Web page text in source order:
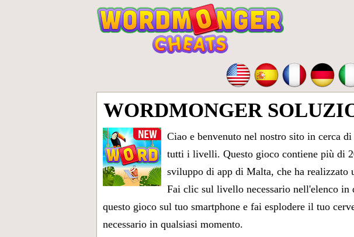
WORDMONGER
Ciao e benvenuto nel nostro sito in cerca
tutti i livelli. Questo gioco contiene più di
sviluppo di app di Malta, che ha
Fai clic sul livello necessario nell'elenco in
questo gioco sul tuo smartphone e fai esplodere il tuo
necessario in qualsiasi momento.